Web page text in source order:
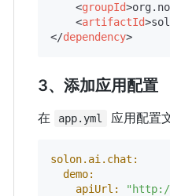
<groupId>
<artifactId>
</dependency>
3、添加应用配置
在 app.yml 应用配置
solon.ai.chat:
demo:
apiUrl: